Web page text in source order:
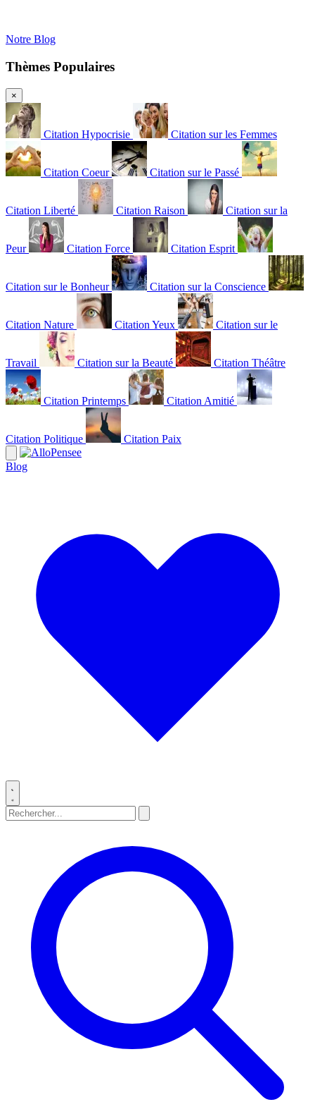
Notre Blog
Thèmes Populaires
×
Citation Hypocrisie Citation sur les Femmes
Citation Coeur Citation sur le Passé
Citation Liberté Citation Raison Citation sur la
Peur Citation Force Citation Esprit
Citation sur le Bonheur Citation sur la Conscience
Citation Nature Citation Yeux Citation sur le
Travail Citation sur la Beauté Citation Théâtre
Citation Printemps Citation Amitié
Citation Politique Citation Paix
Blog